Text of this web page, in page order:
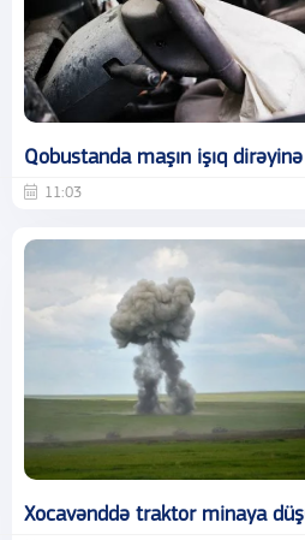
Qobustanda maşın işıq dirəyinə
11:03
Xocavənddə traktor minaya